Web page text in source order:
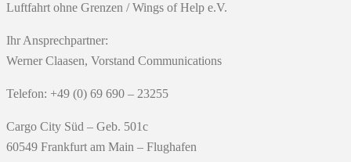
Luftfahrt ohne Grenzen / Wings of Help e.V.
Ihr Ansprechpartner:
Werner Claasen, Vorstand Communications
Telefon: +49 (0) 69 690 – 23255
Cargo City Süd – Geb. 501c
60549 Frankfurt am Main – Flughafen